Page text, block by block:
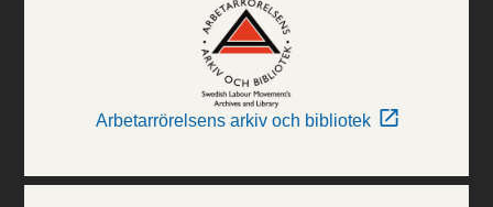
Arbetarrörelsens arkiv och bibliotek